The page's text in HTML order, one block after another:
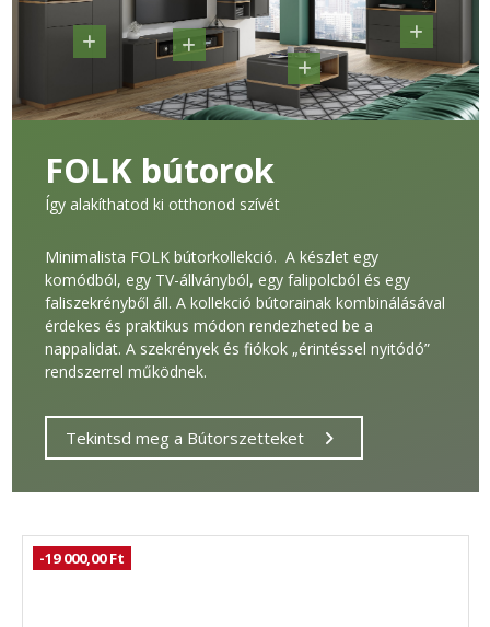
FOLK bútorok
Így alakíthatod ki otthonod szívét
Minimalista FOLK bútorkollekció. A készlet egy
komódból, egy TV-állványból, egy falipolcból és egy
faliszekrényből áll. A kollekció bútorainak kombinálásával
érdekes és praktikus módon rendezheted be a
nappalidat. A szekrények és fiókok „érintéssel nyitódó”
rendszerrel működnek.
Tekintsd meg a Bútorszetteket
-19 000,00 Ft